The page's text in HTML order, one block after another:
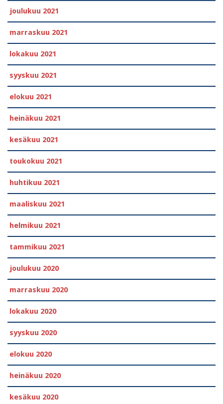
joulukuu 2021
marraskuu 2021
lokakuu 2021
syyskuu 2021
elokuu 2021
heinäkuu 2021
kesäkuu 2021
toukokuu 2021
huhtikuu 2021
maaliskuu 2021
helmikuu 2021
tammikuu 2021
joulukuu 2020
marraskuu 2020
lokakuu 2020
syyskuu 2020
elokuu 2020
heinäkuu 2020
kesäkuu 2020